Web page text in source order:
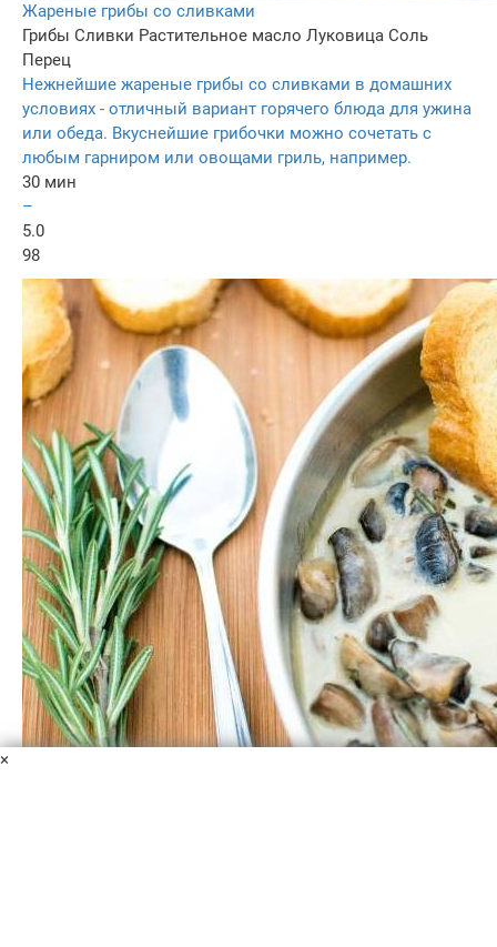
Жареные грибы со сливками
Грибы Сливки Растительное масло Луковица Соль
Перец
Нежнейшие жареные грибы со сливками в домашних
условиях - отличный вариант горячего блюда для ужина
или обеда. Вкуснейшие грибочки можно сочетать с
любым гарниром или овощами гриль, например.
30 мин
–
5.0
98
×